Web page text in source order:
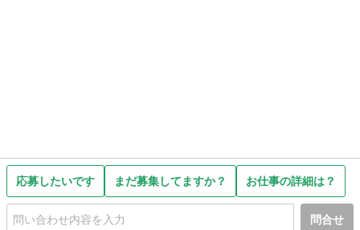
応募したいです まだ募集してますか？ お仕事の詳細は？
問合せ